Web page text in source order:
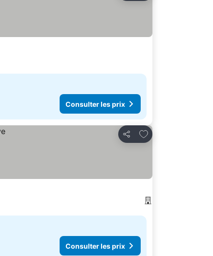
Consulter les prix
Partager
Ajouter à mes favoris
Consulter les prix